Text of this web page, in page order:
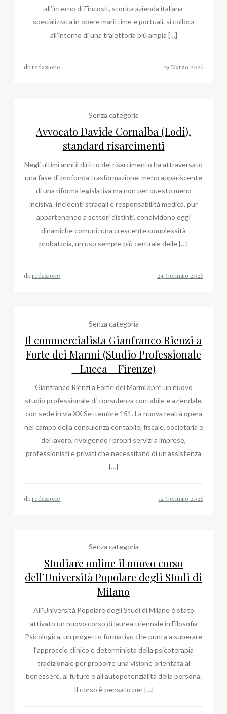
all’interno di Fincosit, storica azienda italiana
specializzata in opere marittime e portuali, si colloca
all’interno di una traiettoria più ampia […]
di:redazione
Senza categoria
Avvocato Davide Cornalba (Lodi),
standard risarcimenti
Negli ultimi anni il diritto del risarcimento ha attraversato
una fase di profonda trasformazione, meno appariscente
di una riforma legislativa ma non per questo meno
incisiva. Incidenti stradali e responsabilità medica, pur
appartenendo a settori distinti, condividono oggi
dinamiche comuni: una crescente complessità
probatoria, un uso sempre più centrale delle […]
di:redazione
Senza categoria
Il commercialista Gianfranco Rienzi a
Forte dei Marmi (Studio Professionale
– Lucca – Firenze)
Gianfranco Rienzi a Forte dei Marmi apre un nuovo
studio professionale di consulenza contabile e aziendale,
con sede in via XX Settembre 151. La nuova realtà opera
nel campo della consulenza contabile, fiscale, societaria e
del lavoro, rivolgendo i propri servizi a imprese,
professionisti e privati che necessitano di un’assistenza
[…]
di:redazione
Senza categoria
Studiare online il nuovo corso
dell’Università Popolare degli Studi di
Milano
All’Università Popolare degli Studi di Milano è stato
attivato un nuovo corso di laurea triennale in Filosofia
Psicologica, un progetto formativo che punta a superare
l’approccio clinico e determinista della psicoterapia
tradizionale per proporre una visione orientata al
benessere, al futuro e all’autopotenzialità della persona.
Il corso è pensato per […]